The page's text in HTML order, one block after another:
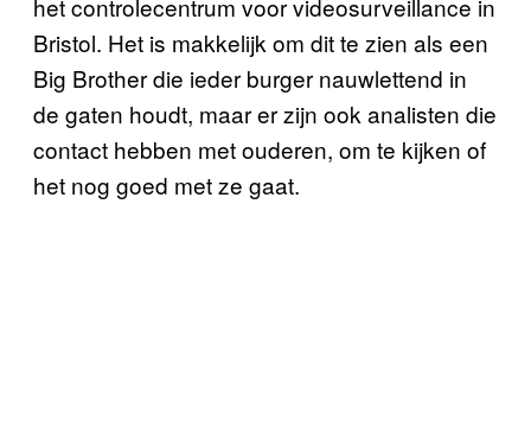
Bristol. Het is makkelijk om dit te zien als een
Big Brother die ieder burger nauwlettend in
de gaten houdt, maar er zijn ook analisten die
contact hebben met ouderen, om te kijken of
het nog goed met ze gaat.